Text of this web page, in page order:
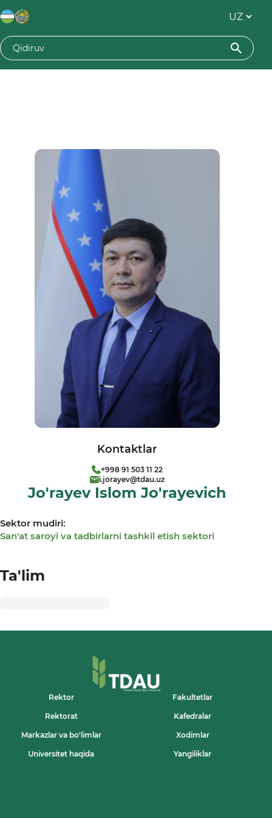
Jo'rayev Islom Jo'rayevich
Sektor mudiri:
San'at saroyi va tadbirlarni tashkil etish sektori
Ta'lim
Kontaktlar
+998 91 503 11 22
i.jorayev@tdau.uz
Rektor Fakultetlar
Rektorat Kafedralar
Markazlar va bo'limlar Xodimlar
Universitet haqida Yangiliklar